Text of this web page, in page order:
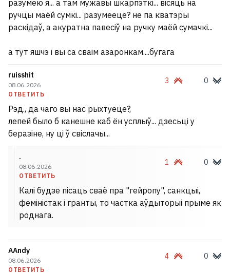
разумею я... а там мужавы шкарпэткі... вісяць на
ручцы маёй сумкі... разумееце? не па кватэры
раскідаў, а акуратна павесіў на ручку маёй сумачкі...
а тут яшчэ і вы са сваім азаронкам....бугага
ruisshit
08.06.2026
ОТВЕТИТЬ
3 0
Рэд., да чаго вы нас рыхтуеце?,
лепей было б канешне каб ён усплыў... дзесьці у
беразіне, ну ці ў свіслачы...
.
08.06.2026
ОТВЕТИТЬ
1 0
Калі будзе пісаць сваё пра "гейропу", санкцыі,
феміністак і гранты, то частка аўдыторыі прыме як
роднага.
АAndy
08.06.2026
ОТВЕТИТЬ
4 0